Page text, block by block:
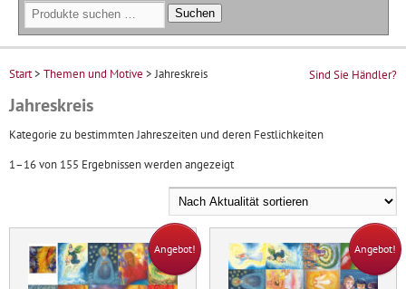
Suchen
nach:
Suchen
Start> Themen und Motive > Jahreskreis Sind Sie Händler?
Jahreskreis
Kategorie zu bestimmten Jahreszeiten und deren Festlichkeiten
1–16 von 155 Ergebnissen werden angezeigtNach
Aktualität
sortiert
Angebot! Angebot!